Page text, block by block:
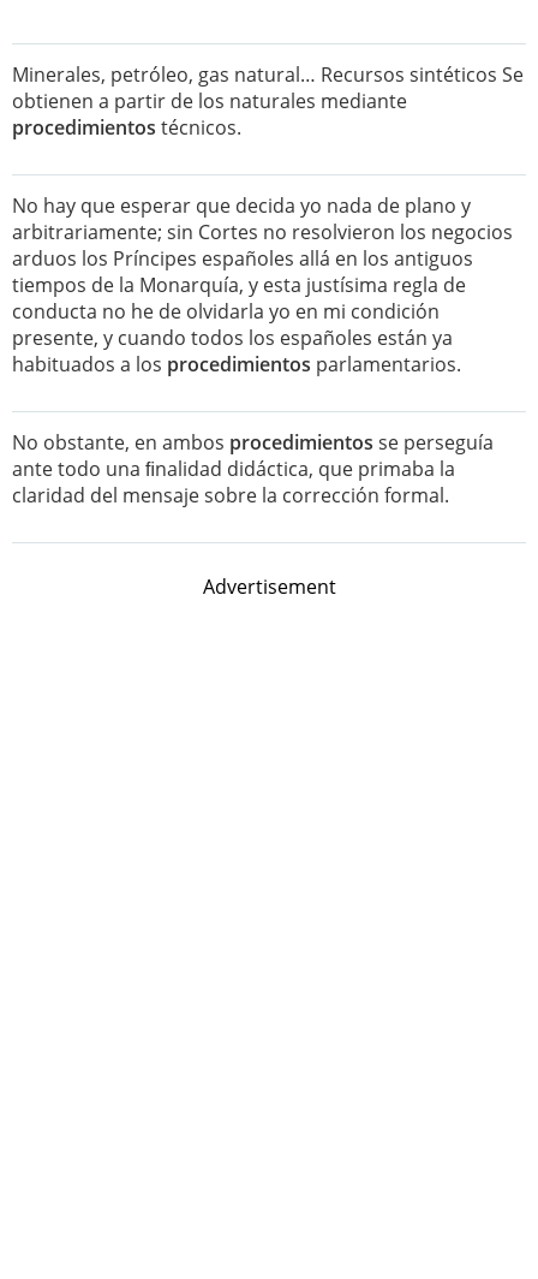
Minerales, petróleo, gas natural… Recursos sintéticos Se
obtienen a partir de los naturales mediante
procedimientos técnicos.
No hay que esperar que decida yo nada de plano y
arbitrariamente; sin Cortes no resolvieron los negocios
arduos los Príncipes españoles allá en los antiguos
tiempos de la Monarquía, y esta justísima regla de
conducta no he de olvidarla yo en mi condición
presente, y cuando todos los españoles están ya
habituados a los procedimientos parlamentarios.
No obstante, en ambos procedimientos se perseguía
ante todo una ﬁnalidad didáctica, que primaba la
claridad del mensaje sobre la corrección formal.
Advertisement